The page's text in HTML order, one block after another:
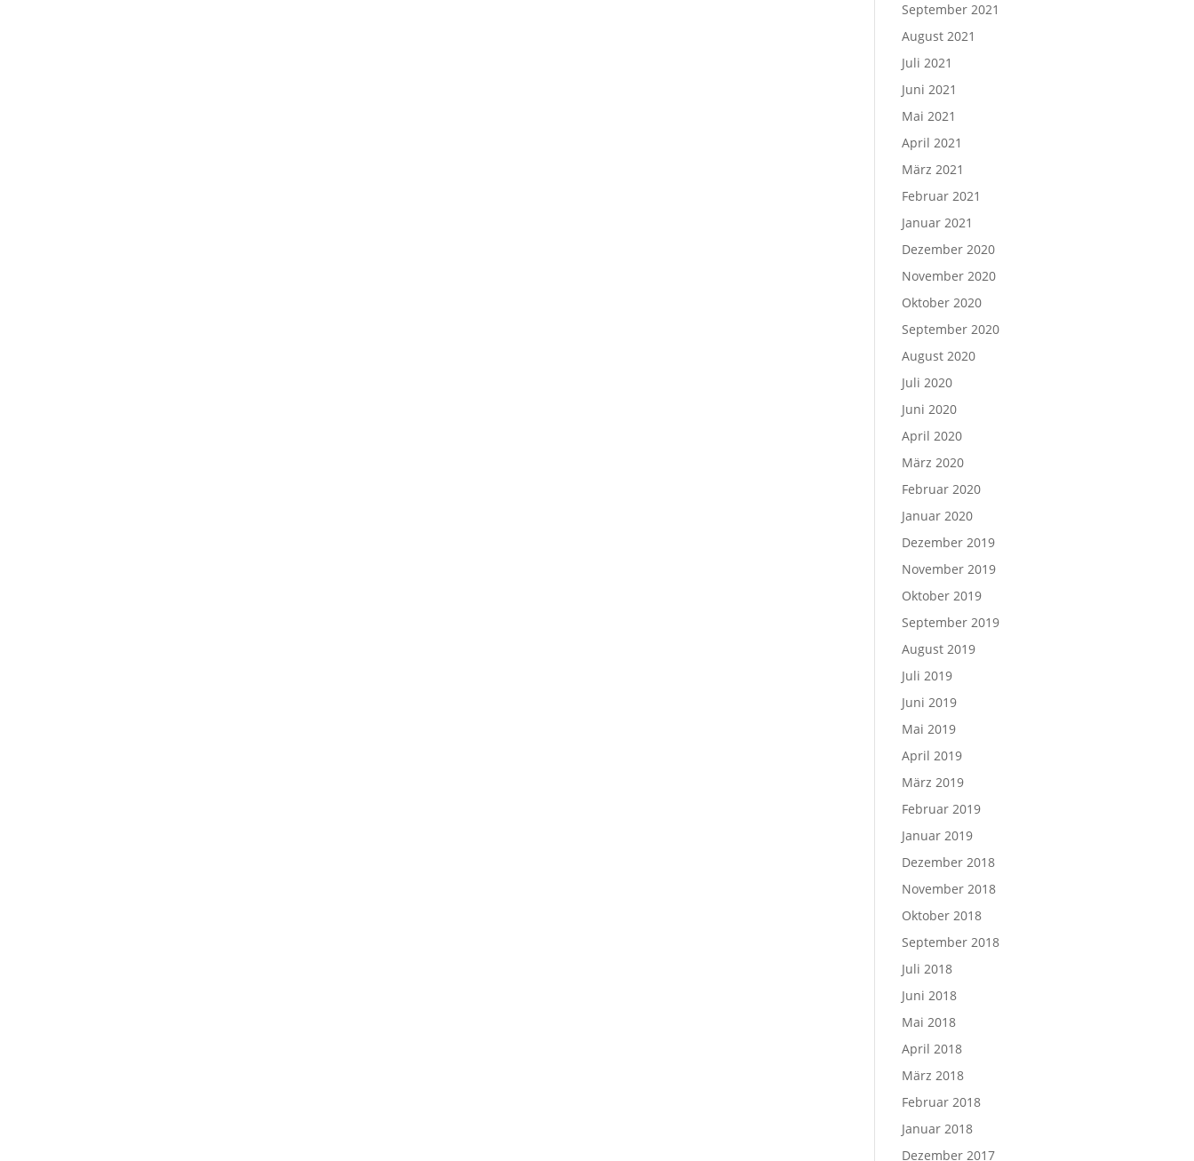
September 2021
August 2021
Juli 2021
Juni 2021
Mai 2021
April 2021
März 2021
Februar 2021
Januar 2021
Dezember 2020
November 2020
Oktober 2020
September 2020
August 2020
Juli 2020
Juni 2020
April 2020
März 2020
Februar 2020
Januar 2020
Dezember 2019
November 2019
Oktober 2019
September 2019
August 2019
Juli 2019
Juni 2019
Mai 2019
April 2019
März 2019
Februar 2019
Januar 2019
Dezember 2018
November 2018
Oktober 2018
September 2018
Juli 2018
Juni 2018
Mai 2018
April 2018
März 2018
Februar 2018
Januar 2018
Dezember 2017